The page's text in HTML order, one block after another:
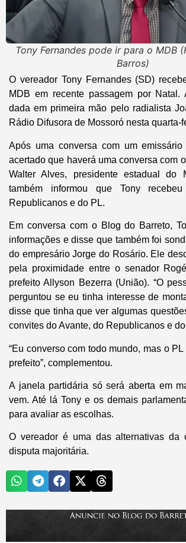
Tony Fernandes pode ir para o MDB
Barros)
O vereador Tony Fernandes (SD)
MDB em recente passagem por Natal.
dada em primeira mão pelo radialista
Rádio Difusora de Mossoró nesta quarta-
Após uma conversa com um
acertado que haverá uma conversa com
Walter Alves, presidente estadual do
também informou que Tony
Republicanos e do PL.
Em conversa com o Blog do Barreto,
informações e disse que também foi
do empresário Jorge do Rosário. Ele
pela proximidade entre o senador
prefeito Allyson Bezerra (União). “O
perguntou se eu tinha interesse de
disse que tinha que ver algumas
convites do Avante, do Republicanos e do
“Eu converso com todo mundo, mas o
prefeito”, complementou.
A janela partidária só será aberta em
vem. Até lá Tony e os demais
para avaliar as escolhas.
O vereador é uma das alternativas da
disputa majoritária.